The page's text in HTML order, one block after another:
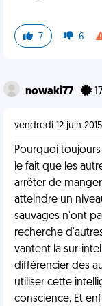
7 6
nowaki77 17
vendredi 12 juin 2015
Pourquoi
le fait que les
arrêter de
atteindre un
sauvages n'ont
recherche
vantent la sur-
différencier des
utiliser cette
conscience. Et